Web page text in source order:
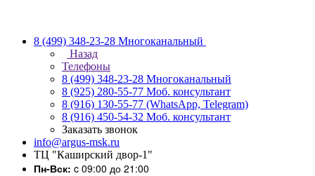
8 (499) 348-23-28 Многоканальный
Назад
Телефоны
8 (499) 348-23-28 Многоканальный
8 (925) 280-55-77 Моб. консультант
8 (916) 130-55-77 (WhatsApp, Telegram)
8 (916) 450-54-32 Моб. консультант
Заказать звонок
info@argus-msk.ru
ТЦ "Каширский двор-1"
Пн-Вск: c 09:00 до 21:00